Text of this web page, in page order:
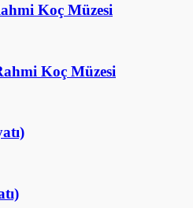
Koç Müzesi
Koç Müzesi